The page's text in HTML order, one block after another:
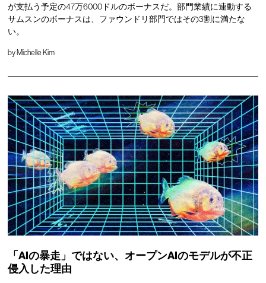
が支払う予定の47万6000ドルのボーナスだ。部門業績に連動する
サムスンのボーナスは、ファウンドリ部門ではその3割に満たな
い。
byMichelle Kim
「AIの暴走」ではない、オープンAIのモデルが不正
侵入した理由